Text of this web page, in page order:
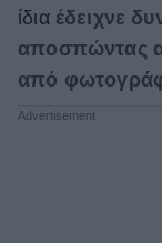
Γάμος
ίδιαέδειχνε
αποσπώντας
από